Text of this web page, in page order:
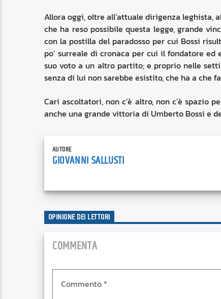
Allora oggi, oltre all’attuale dirigenza leghista,
che ha reso possibile questa legge, grande
con la postilla del paradosso per cui Bossi
po’ surreale di cronaca per cui il fondatore
suo voto a un altro partito; e proprio nelle
senza di lui non sarebbe esistito, che ha a che
Cari ascoltatori, non c’è altro, non c’è spazio
anche una grande vittoria di Umberto Bossi e
AUTORE
GIOVANNI SALLUSTI
OPINIONE DEI LETTORI
COMMENTA